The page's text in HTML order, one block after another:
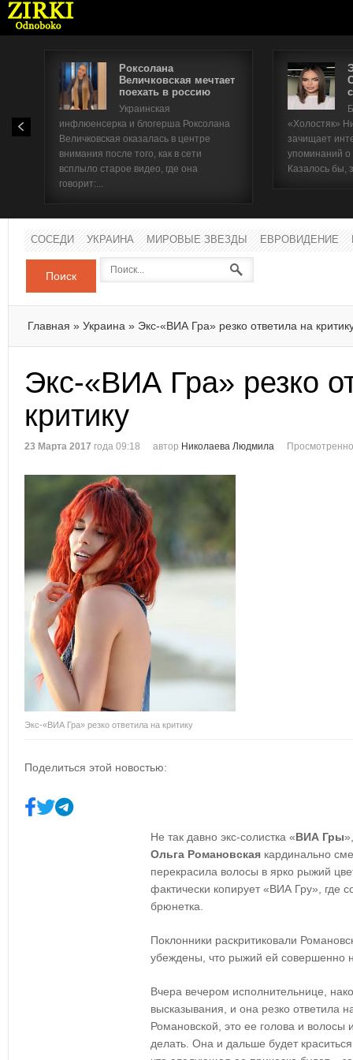
Роксолана
Величковская мечтает
поехать в россию
Украинская
инфлюенсерка и блогерша Роксолана
Величковская оказалась в центре
внимания после того, как в сети
всплыло старое видео, где она
говорит:...
«Холостяк»
зачищает
упоминаний
Казалось бы,
СОСЕДИ УКРАИНА МИРОВЫЕ ЗВЕЗДЫ ЕВРОВИДЕНИЕ
Поиск
Главная » Украина » Экс-«ВИА Гра» резко ответила на
Экс-«ВИА Гра» резко
критику
23 Марта 2017 года 09:18 автор Николаева Людмила
Экс-«ВИА Гра» резко ответила на критику
Поделиться этой новостью:
Не так давно экс-солистка «ВИА Гры
Ольга Романовская кардинально
перекрасила волосы в ярко рыжий
фактически копирует «ВИА Гру», где
брюнетка.
Поклонники раскритиковали
убеждены, что рыжий ей совершенно
Вчера вечером исполнительнице,
высказывания, и она резко ответила
Романовской, это ее голова и волосы
делать. Она и дальше будет
Имя